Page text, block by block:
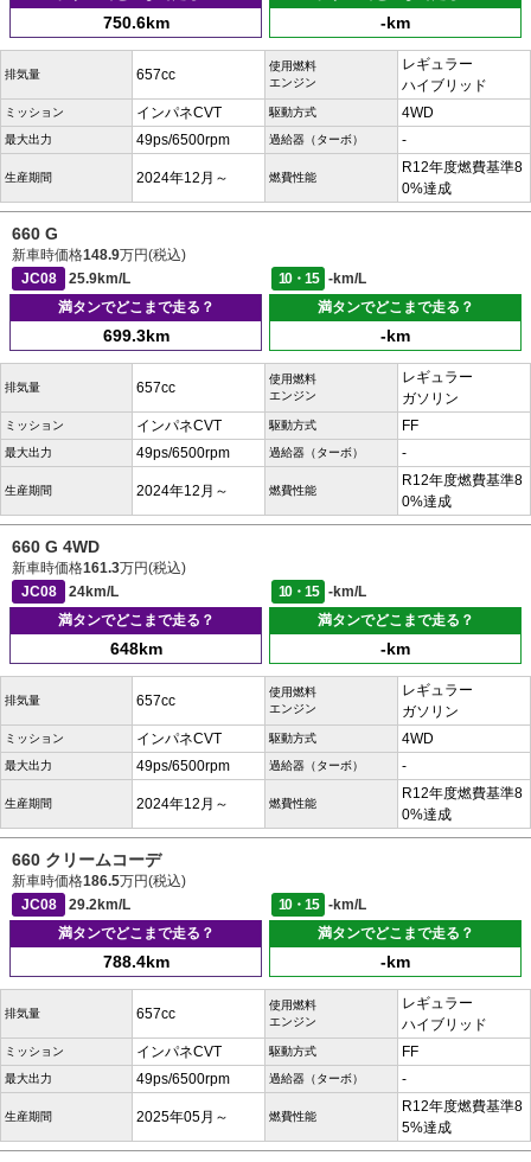
750.6km -km
排気量 657cc
使用燃料
エンジン
レギュラー
ハイブリッド
ミッション インパネCVT 駆動方式 4WD
最大出力 49ps/6500rpm 過給器（ターボ） -
生産期間 2024年12月～ 燃費性能
R12年度燃費基準8
0%達成
660 G
新車時価格148.9万円(税込)
JC08
25.9km/L 10・15
-km/L
満タンでどこまで走る？
699.3km
満タンでどこまで走る？
-km
排気量 657cc
使用燃料
エンジン
レギュラー
ガソリン
ミッション インパネCVT 駆動方式 FF
最大出力 49ps/6500rpm 過給器（ターボ） -
生産期間 2024年12月～ 燃費性能
R12年度燃費基準8
0%達成
660 G 4WD
新車時価格161.3万円(税込)
JC08
24km/L 10・15
-km/L
満タンでどこまで走る？
648km
満タンでどこまで走る？
-km
排気量 657cc
使用燃料
エンジン
レギュラー
ガソリン
ミッション インパネCVT 駆動方式 4WD
最大出力 49ps/6500rpm 過給器（ターボ） -
生産期間 2024年12月～ 燃費性能
R12年度燃費基準8
0%達成
660 クリームコーデ
新車時価格186.5万円(税込)
JC08
29.2km/L 10・15
-km/L
満タンでどこまで走る？
788.4km
満タンでどこまで走る？
-km
排気量 657cc
使用燃料
エンジン
レギュラー
ハイブリッド
ミッション インパネCVT 駆動方式 FF
最大出力 49ps/6500rpm 過給器（ターボ） -
生産期間 2025年05月～ 燃費性能
R12年度燃費基準8
5%達成